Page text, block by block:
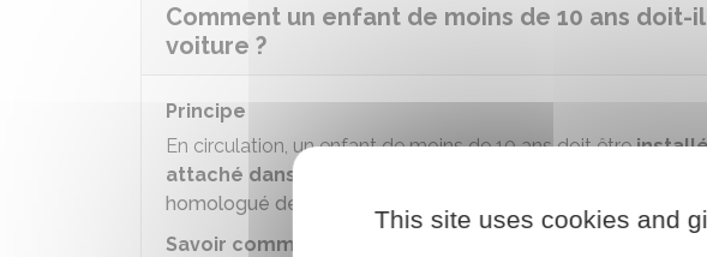
Comment un enfant de moins de 10 ans doit-
voiture ?
Principe
En circulation, un enfant de moins de 10 ans doit être
attaché dans un siège auto adapté à sa morphologie
homologué de retenue pour enfant
Savoir comment choisir le dispositif de retenue
This site uses cookies and